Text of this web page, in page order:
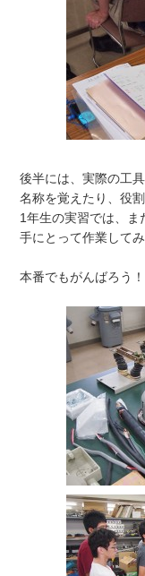
後半には、実際の工
名称を覚えたり、役
1年生の実習では、ま
手にとって作業して
本番でもがんばろう！